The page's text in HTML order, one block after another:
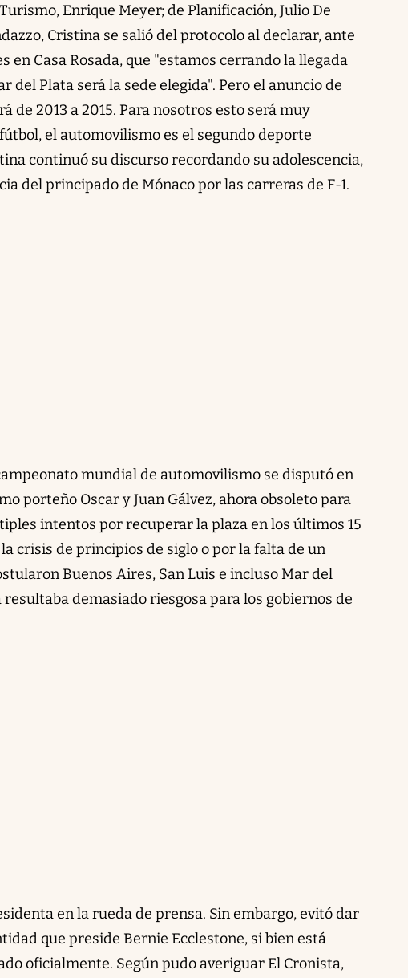
Enrique Meyer; de Planificación, Julio De
Cristina se salió del protocolo al declarar, ante
en Casa Rosada, que "estamos cerrando la llegada
del Plata será la sede elegida". Pero el anuncio de
de 2013 a 2015. Para nosotros esto será muy
el automovilismo es el segundo deporte
continuó su discurso recordando su adolescencia,
del principado de Mónaco por las carreras de F-1.
mundial de automovilismo se disputó en
porteño Oscar y Juan Gálvez, ahora obsoleto para
intentos por recuperar la plaza en los últimos 15
crisis de principios de siglo o por la falta de un
Buenos Aires, San Luis e incluso Mar del
demasiado riesgosa para los gobiernos de
en la rueda de prensa. Sin embargo, evitó dar
que preside Bernie Ecclestone, si bien está
oficialmente. Según pudo averiguar El Cronista,